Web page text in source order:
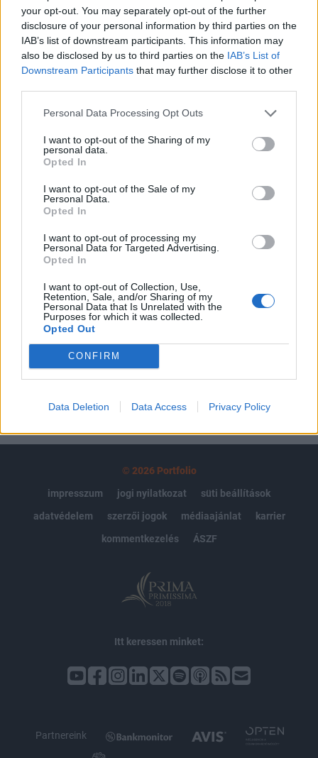
your opt-out. You may separately opt-out of the further
disclosure of your personal information by third parties on the
IAB’s list of downstream participants. This information may
also be disclosed by us to third parties on the IAB’s List of
Downstream Participants that may further disclose it to other
Personal Data Processing Opt Outs
I want to opt-out of the Sharing of my
personal data.
Opted In
I want to opt-out of the Sale of my
Personal Data.
Opted In
I want to opt-out of processing my
Personal Data for Targeted Advertising.
Opted In
I want to opt-out of Collection, Use,
Retention, Sale, and/or Sharing of my
Personal Data that Is Unrelated with the
Purposes for which it was collected.
Opted Out
CONFIRM
Data Deletion Data Access Privacy Policy
döntött. Az év első hónapjának adatai az eddigi
legmagasabb értéket 5.3%-kal meghaladva, 68.5 milliárd
dollárra rúgtak. Emellett a holnap megjelenő februári
munkanélküliségi adatokkal kapcsolatban is félelmei
KEDVES OLVASÓNK!
A keresett cikk a portfolio.hu hírarchívumához
regisztrációhoz kötött.
Az előfizetés a következőket tartalmazza:
Portfolio.hu teljes cikkarchívum
Kötéslisták: BÉT elmúlt 2 év napon belüli
Előfizetés
MÁR ELŐFIZETŐNK VAGY?
© 2026 Portfolio
impresszum
jogi nyilatkozat
süti beállítások
adatvédelem
szerzői jogok médiaajánlat
karrier
kommentkezelés
ÁSZF
Itt keressen minket:
Partnereink